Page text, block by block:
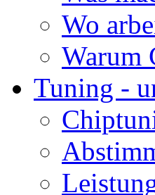
Wo
Warum
Tuning -